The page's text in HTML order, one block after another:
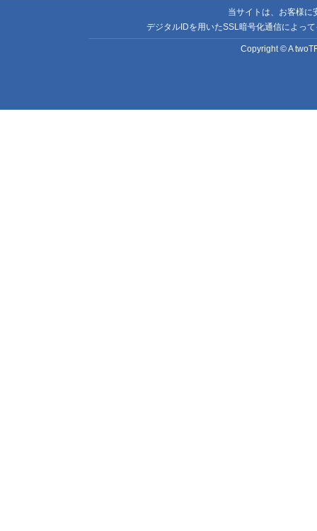
当サイトは、お客様に
デジタルIDを用いたSSL暗号化通信によっ
Copyright © A